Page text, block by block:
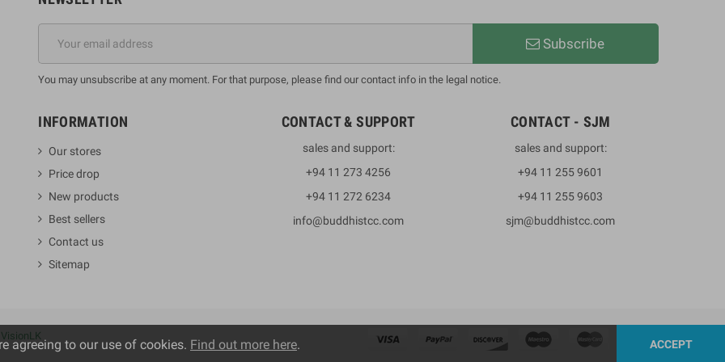
Subscribe
You may unsubscribe at any moment. For that purpose, please find our contact info in the legal notice.
INFORMATION
Our stores
Price drop
New products
Best sellers
Contact us
Sitemap
CONTACT & SUPPORT
sales and support:
+94 11 273 4256
+94 11 272 6234
info@buddhistcc.com
CONTACT - SJM
sales and support:
+94 11 255 9601
+94 11 255 9603
sjm@buddhistcc.com
VisionLK
agreeing to our use of cookies. Find out more here. ACCEPT